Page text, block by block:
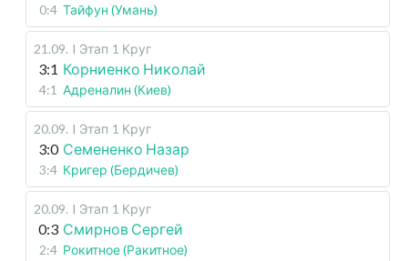
0:4 Тайфун (Умань)
21.09. I Этап 1 Круг
3:1 Корниенко Николай
4:1 Адреналин (Киев)
20.09. I Этап 1 Круг
3:0 Семененко Назар
3:4 Кригер (Бердичев)
20.09. I Этап 1 Круг
0:3 Смирнов Сергей
2:4 Рокитное (Ракитное)